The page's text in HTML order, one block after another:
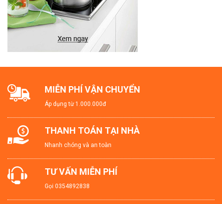
MIỄN PHÍ VẬN CHUYỂN
Áp dụng từ 1.000.000đ
THANH TOÁN TẠI NHÀ
Nhanh chóng và an toàn
TƯ VẤN MIỄN PHÍ
Gọi 0354892838